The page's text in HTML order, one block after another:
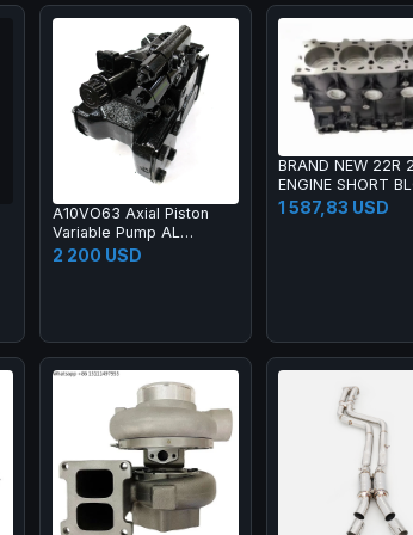
A10VO63 Axial Piston
Variable Pump AL
A10VO63EK1F1/52L-
2 200 USD
BRAND NEW 22R
ENGINE SHORT
2.4L for HILUX
CRESSIDA
1 587,83 USD